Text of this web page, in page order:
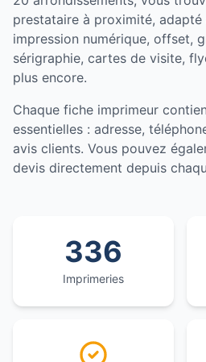
prestataire à proximité, adapté
impression numérique, offset,
sérigraphie, cartes de visite,
plus encore.
Chaque fiche imprimeur
essentielles : adresse,
avis clients. Vous pouvez
devis directement depuis
336
Imprimeries